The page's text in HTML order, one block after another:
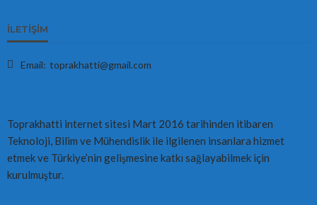
İLETIŞIM
Email: toprakhatti@gmail.com
Toprakhatti internet sitesi Mart 2016 tarihinden itibaren
Teknoloji, Bilim ve Mühendislik ile ilgilenen insanlara hizmet
etmek ve Türkiye’nin gelişmesine katkı sağlayabilmek için
kurulmuştur.